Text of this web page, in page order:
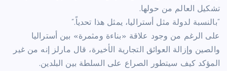
تشكيل العالم من حولها.
“بالنسبة لدولة مثل أستراليا، يمثل هذا تحدياً.”
على الرغم من وجود علاقة «بناءة ومثمرة» بين أستراليا
والصين وإزالة العوائق التجارية الأخيرة، قال مارلز إنه من غير
المؤكد كيف سيتطور الصراع على السلطة بين البلدين.